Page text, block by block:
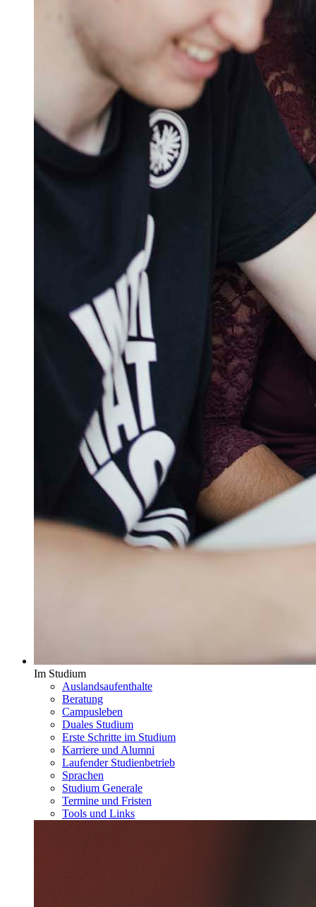
Im Studium
Auslandsaufenthalte
Beratung
Campusleben
Duales Studium
Erste Schritte im Studium
Karriere und Alumni
Laufender Studienbetrieb
Sprachen
Studium Generale
Termine und Fristen
Tools und Links